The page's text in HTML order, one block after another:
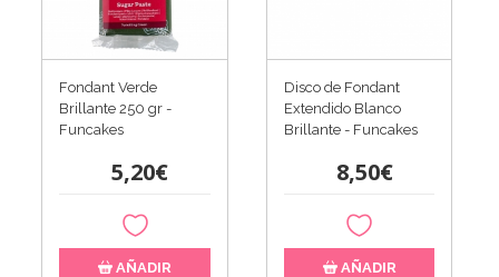
Fondant Verde
Brillante 250 gr -
Funcakes
5,20€
AÑADIR
Disco de Fondant
Extendido Blanco
Brillante - Funcakes
8,50€
AÑADIR